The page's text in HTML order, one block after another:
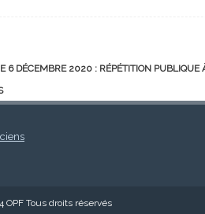
6 DÉCEMBRE 2020 : RÉPÉTITION PUBLIQUE
OPF Tous droits réservés